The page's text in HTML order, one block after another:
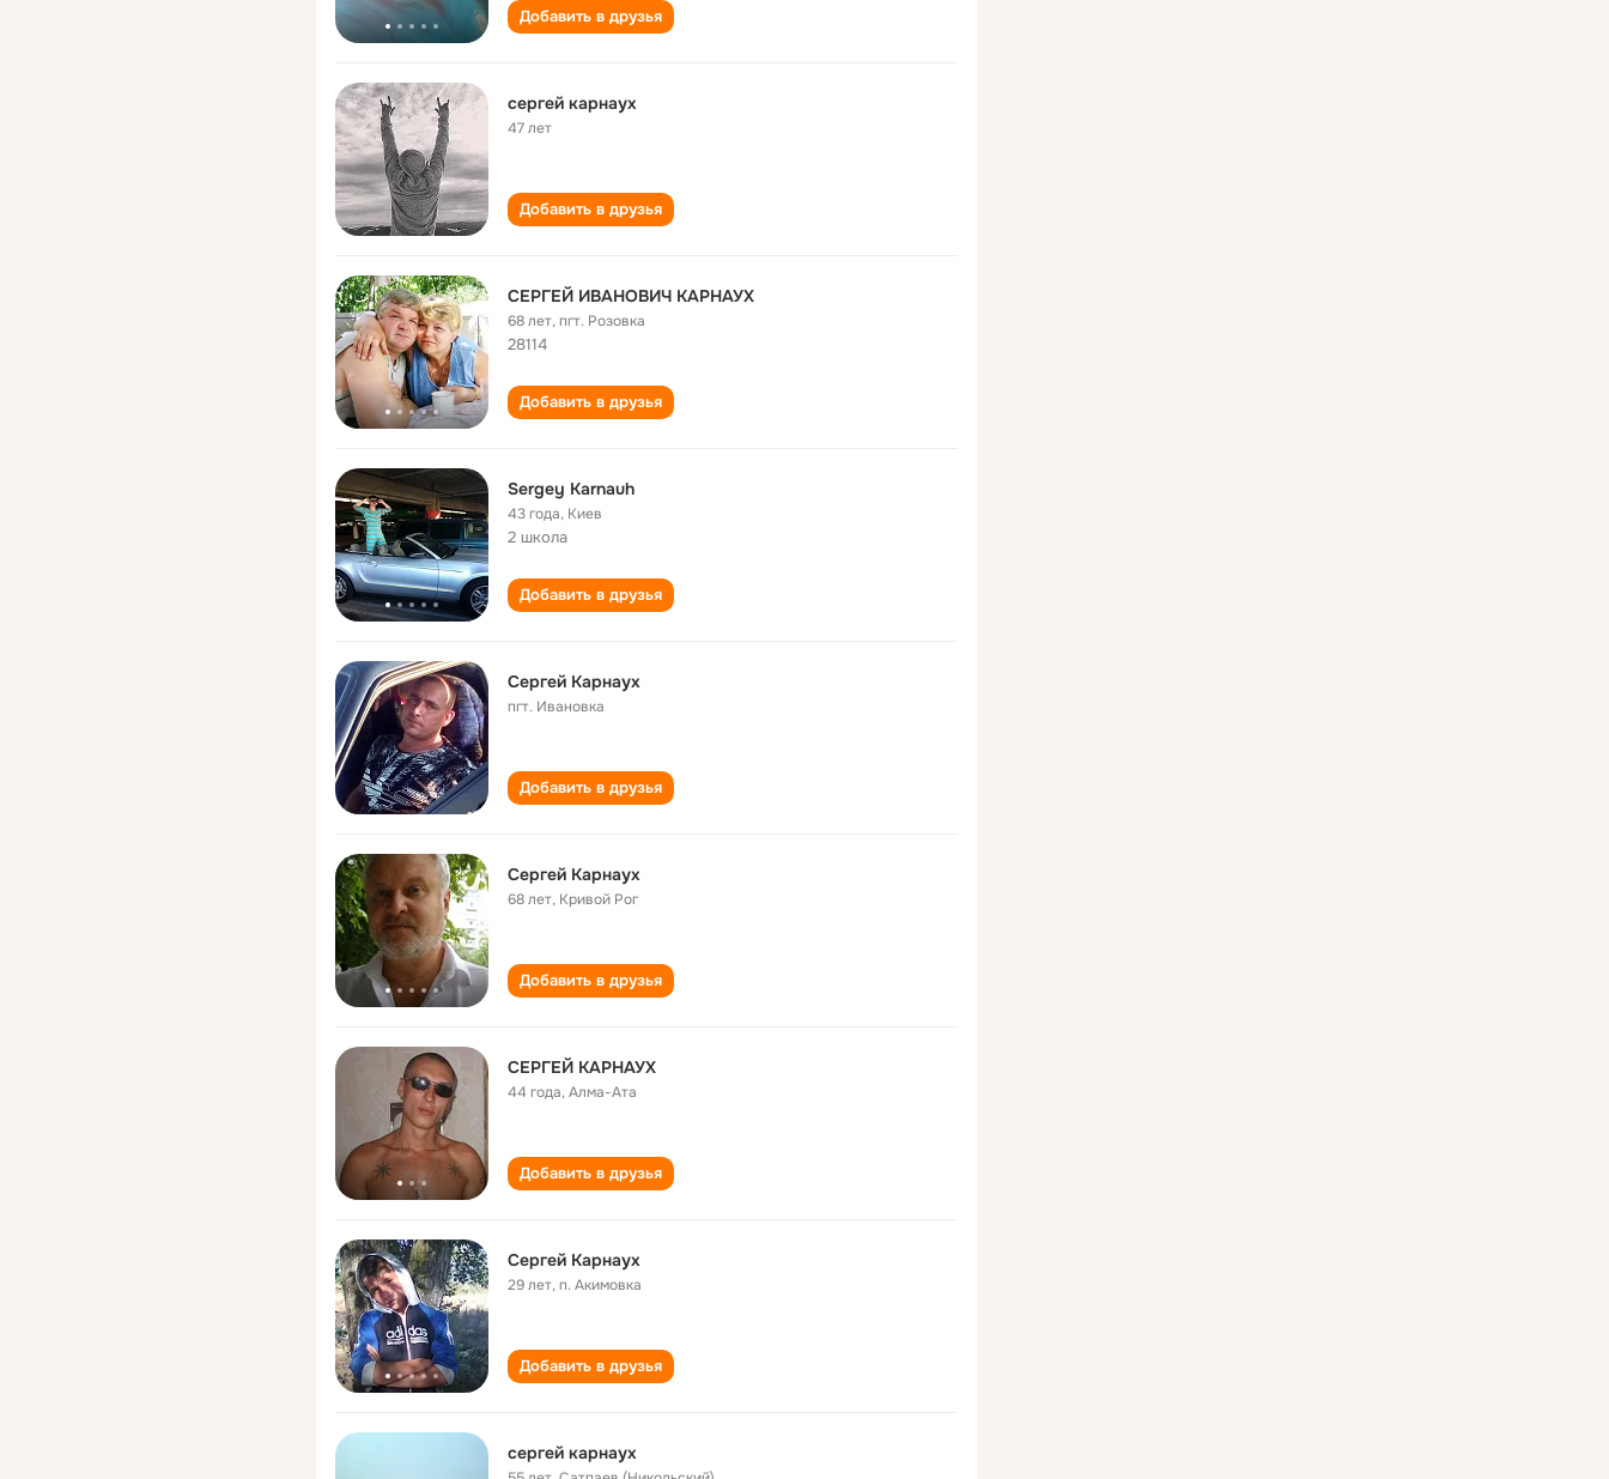
Добавить в друзья
сергей карнаух
47 лет
Добавить в друзья
СЕРГЕЙ ИВАНОВИЧ КАРНАУХ
68 лет,пгт. Розовка
28114
Добавить в друзья
Sergey Karnauh
43 года, Киев
2 школа
Добавить в друзья
Сергей Карнаух
пгт. Ивановка
Добавить в друзья
Cергей Карнаух
68 лет, Кривой Рог
Добавить в друзья
СЕРГЕЙ КАРНАУХ
44 года,Алма-Ата
Добавить в друзья
Сергей Карнаух
29 лет,п. Акимовка
Добавить в друзья
сергей карнаух